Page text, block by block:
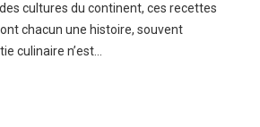
cultures du continent, ces recettes
chacun une histoire, souvent
culinaire n’est…